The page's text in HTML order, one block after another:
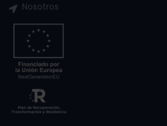
Nosotros